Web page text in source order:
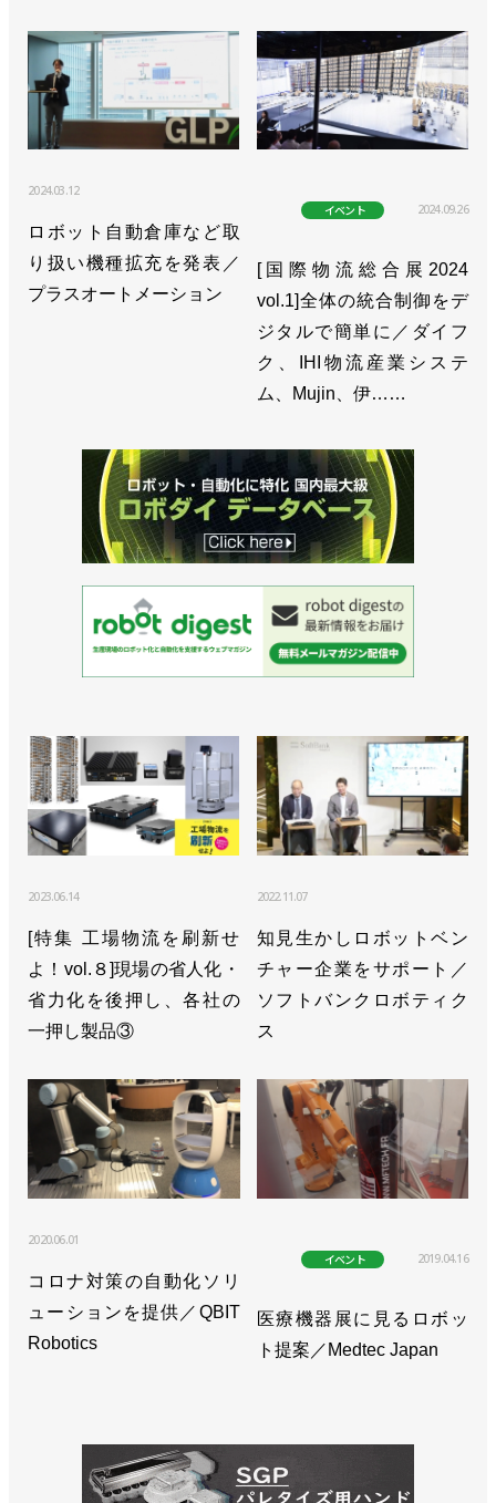
2024.03.12
ロボット自動倉庫など取
り扱い機種拡充を発表／
プラスオートメーション
イベント 2024.09.26
[国際物流総合展2024
vol.1]全体の統合制御をデ
ジタルで簡単に／ダイフ
ク、IHI物流産業システ
ム、Mujin、伊……
2023.06.14
[特集 工場物流を刷新せ
よ！vol.８]現場の省人化・
省力化を後押し、各社の
一押し製品③
2022.11.07
知見生かしロボットベン
チャー企業をサポート／
ソフトバンクロボティク
ス
2020.06.01
コロナ対策の自動化ソリ
ューションを提供／QBIT
Robotics
イベント 2019.04.16
医療機器展に見るロボッ
ト提案／Medtec Japan